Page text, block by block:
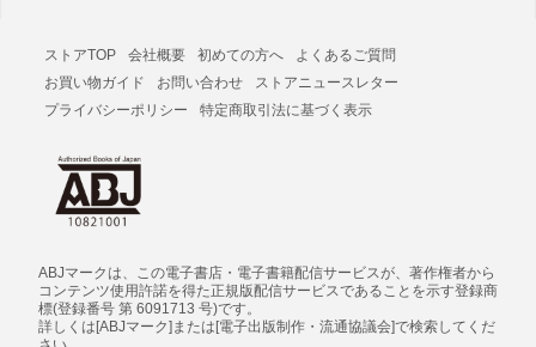
ストアTOP 会社概要 初めての方へ
よくあるご質問
お買い物ガイド
お問い合わせ
ストアニュースレター
プライバシーポリシー
特定商取引法に基づく表示
ABJマークは、この電子書店・電子書籍配信サービスが、著作権者から
コンテンツ使用許諾を得た正規版配信サービスであることを示す登録商
標(登録番号 第 6091713 号)です。
詳しくは[ABJマーク]または[電子出版制作・流通協議会]で検索してくだ